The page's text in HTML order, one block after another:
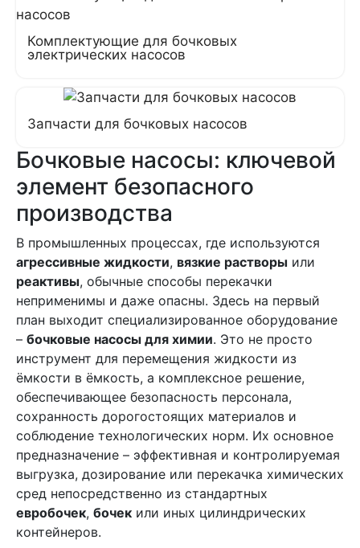
Комплектующие для бочковых
электрических насосов
Запчасти для бочковых насосов
Бочковые насосы: ключевой
элемент безопасного
производства
В промышленных процессах, где используются
агрессивные жидкости, вязкие растворы или
реактивы, обычные способы перекачки
неприменимы и даже опасны. Здесь на первый
план выходит специализированное оборудование
– бочковые насосы для химии. Это не просто
инструмент для перемещения жидкости из
ёмкости в ёмкость, а комплексное решение,
обеспечивающее безопасность персонала,
сохранность дорогостоящих материалов и
соблюдение технологических норм. Их основное
предназначение – эффективная и контролируемая
выгрузка, дозирование или перекачка химических
сред непосредственно из стандартных
евробочек, бочек или иных цилиндрических
контейнеров.